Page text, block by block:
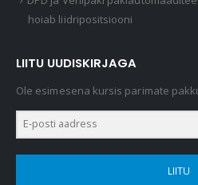
hoiab liidripositsiooni
LIITU UUDISKIRJAGA
Ole esimesena kursis parimate
LIITU